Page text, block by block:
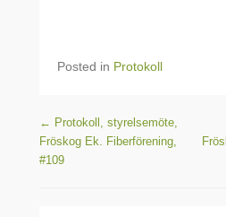
Posted in Protokoll
Post navigation
← Protokoll, styrelsemöte,
Fröskog Ek. Fiberförening,
#109